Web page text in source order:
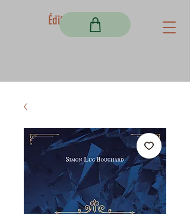
Éditions Fortem